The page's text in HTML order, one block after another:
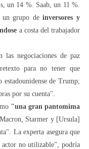
un 14 %. Saab, un 11 %.
un grupo deinversores y
a costa del trabajador
las negociaciones de paz
para no tener que
de Trump;
por su cuenta".
"una gran pantomima
Macron, Starmer y [Ursula]
La experta asegura que
no utilizable", podría